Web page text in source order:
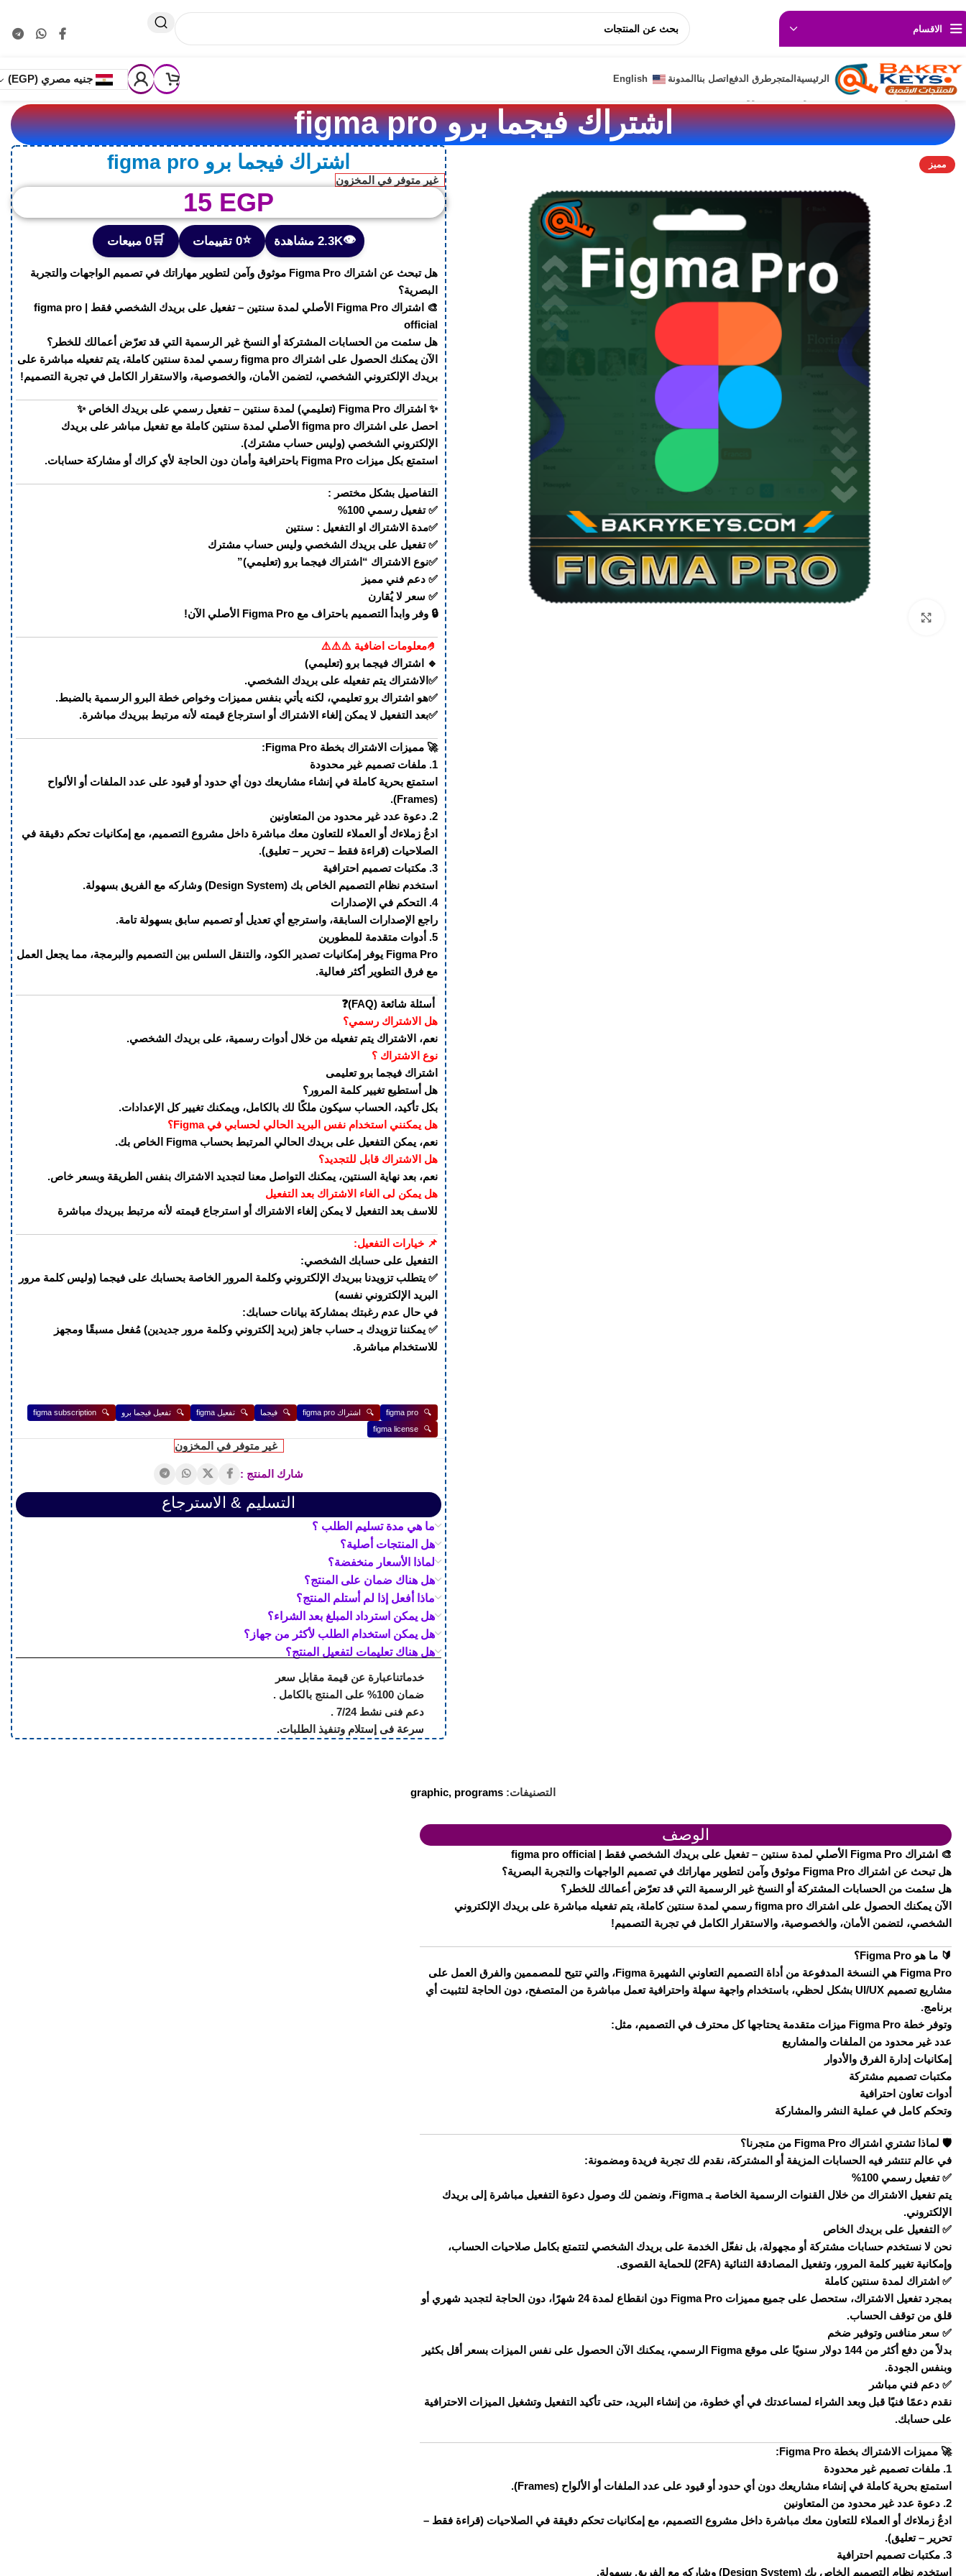
💵اسعار تناسب الجميع 🎁خصومات حقيقية حتـ 50%ـى🛡️ثقة🔍مصداقية🚚 ⬅️ 💵اسعار تناسب الجميع 🎁خصومات حقيقية حتـ 50%ـى🛡️ثقة🔍مصداقية 🏅خبرة تمتد لسنوات🚚 ⬅️
الاقسام
الرئيسية المتجر طرق الدفع اتصل بنا المدونة English جنيه مصري (EGP)
الصفحة الرئيسية programs
اشتراك فيجما برو figma pro
مميز اشتراك فيجما برو figma pro
غير متوفر في المخزون
15 EGP
👁️2.3K مشاهدة ⭐0 تقييمات 🛒0 مبيعات
هل تبحث عن اشتراك Figma Pro موثوق وآمن لتطوير مهاراتك في تصميم الواجهات والتجربة
البصرية؟
🎨 اشتراك Figma Pro الأصلي لمدة سنتين – تفعيل على بريدك الشخصي فقط | figma pro
official
هل سئمت من الحسابات المشتركة أو النسخ غير الرسمية التي قد تعرّض أعمالك للخطر؟
الآن يمكنك الحصول على اشتراك figma pro رسمي لمدة سنتين كاملة، يتم تفعيله مباشرة على
بريدك الإلكتروني الشخصي، لتضمن الأمان، والخصوصية، والاستقرار الكامل في تجربة التصميم!
✨ اشتراك Figma Pro (تعليمي) لمدة سنتين – تفعيل رسمي على بريدك الخاص ✨
احصل على اشتراك figma pro الأصلي لمدة سنتين كاملة مع تفعيل مباشر على بريدك
الإلكتروني الشخصي (وليس حساب مشترك).
استمتع بكل ميزات Figma Pro باحترافية وأمان دون الحاجة لأي كراك أو مشاركة حسابات.
التفاصيل بشكل مختصر :
✅ تفعيل رسمي 100%
✅مدة الاشتراك او التفعيل : سنتين
✅ تفعيل على بريدك الشخصي وليس حساب مشترك
✅نوع الاشتراك “اشتراك فيجما برو (تعليمي)”
✅ دعم فني مميز
✅ سعر لا يُقارن
🔒 وفر وابدأ التصميم باحتراف مع Figma Pro الأصلي الآن!
🤌معلومات اضافية ⚠️⚠️⚠️
🔹 اشتراك فيجما برو (تعليمي)
✅الاشتراك يتم تفعيله على بريدك الشخصي.
✅هو اشتراك برو تعليمي، لكنه يأتي بنفس مميزات وخواص خطة البرو الرسمية بالضبط.
✅بعد التفعيل لا يمكن إلغاء الاشتراك أو استرجاع قيمته لأنه مرتبط ببريدك مباشرة.
🚀 مميزات الاشتراك بخطة Figma Pro:
1. ملفات تصميم غير محدودة
استمتع بحرية كاملة في إنشاء مشاريعك دون أي حدود أو قيود على عدد الملفات أو الألواح
(Frames).
2. دعوة عدد غير محدود من المتعاونين
ادعُ زملاءك أو العملاء للتعاون معك مباشرة داخل مشروع التصميم، مع إمكانيات تحكم دقيقة في
الصلاحيات (قراءة فقط – تحرير – تعليق).
3. مكتبات تصميم احترافية
استخدم نظام التصميم الخاص بك (Design System) وشاركه مع الفريق بسهولة.
4. التحكم في الإصدارات
راجع الإصدارات السابقة، واسترجع أي تعديل أو تصميم سابق بسهولة تامة.
5. أدوات متقدمة للمطورين
Figma Pro يوفر إمكانيات تصدير الكود، والتنقل السلس بين التصميم والبرمجة، مما يجعل العمل
مع فرق التطوير أكثر فعالية.
أسئلة شائعة (FAQ)❓
هل الاشتراك رسمي؟
نعم، الاشتراك يتم تفعيله من خلال أدوات رسمية، على بريدك الشخصي.
نوع الاشتراك ؟
اشتراك فيجما برو تعليمى
هل أستطيع تغيير كلمة المرور؟
بكل تأكيد، الحساب سيكون ملكًا لك بالكامل، ويمكنك تغيير كل الإعدادات.
هل يمكنني استخدام نفس البريد الحالي لحسابي في Figma؟
نعم، يمكن التفعيل على بريدك الحالي المرتبط بحساب Figma الخاص بك.
هل الاشتراك قابل للتجديد؟
نعم، بعد نهاية السنتين، يمكنك التواصل معنا لتجديد الاشتراك بنفس الطريقة وبسعر خاص.
هل يمكن لى الغاء الاشتراك بعد التفعيل
للاسف بعد التفعيل لا يمكن إلغاء الاشتراك أو استرجاع قيمته لأنه مرتبط ببريدك مباشرة
📌 خيارات التفعيل:
التفعيل على حسابك الشخصي:
✅ يتطلب تزويدنا ببريدك الإلكتروني وكلمة المرور الخاصة بحسابك على فيجما (وليس كلمة مرور
البريد الإلكتروني نفسه)
في حال عدم رغبتك بمشاركة بيانات حسابك:
✅ يمكننا تزويدك بـ حساب جاهز (بريد إلكتروني وكلمة مرور جديدين) مُفعل مسبقًا ومجهز
للاستخدام مباشرة.
🔍
🔍 اشتراك figma pro 🔍 فيجما 🔍 تفعيل figma 🔍 تفعيل فيجما برو 🔍
🔍
غير متوفر في المخزون
شارك المنتج :
التسليم & الاسترجاع
ما هي مدة تسليم الطلب ؟
هل المنتجات أصلية؟
لماذا الأسعار منخفضة؟
هل هناك ضمان على المنتج؟
ماذا أفعل إذا لم أستلم المنتج؟
هل يمكن استرداد المبلغ بعد الشراء؟
هل يمكن استخدام الطلب لأكثر من جهاز؟
هل هناك تعليمات لتفعيل المنتج؟
خدماتناعبارة عن قيمة مقابل سعر
ضمان 100% على المنتج بالكامل .
دعم فنى نشط 7/24 .
سرعة فى إستلام وتنفيذ الطلبات.
التصنيفات: graphic, programs
الوصف
🎨 اشتراك Figma Pro الأصلي لمدة سنتين – تفعيل على بريدك الشخصي فقط | figma pro official
هل تبحث عن اشتراك Figma Pro موثوق وآمن لتطوير مهاراتك في تصميم الواجهات والتجربة البصرية؟
هل سئمت من الحسابات المشتركة أو النسخ غير الرسمية التي قد تعرّض أعمالك للخطر؟
الآن يمكنك الحصول على اشتراك figma pro رسمي لمدة سنتين كاملة، يتم تفعيله مباشرة على بريدك الإلكتروني
الشخصي، لتضمن الأمان، والخصوصية، والاستقرار الكامل في تجربة التصميم!
🔰 ما هو Figma Pro؟
Figma Pro هي النسخة المدفوعة من أداة التصميم التعاوني الشهيرة Figma، والتي تتيح للمصممين والفرق العمل على
مشاريع تصميم UI/UX بشكل لحظي، باستخدام واجهة سهلة واحترافية تعمل مباشرة من المتصفح، دون الحاجة لتثبيت أي
برنامج.
وتوفر خطة Figma Pro ميزات متقدمة يحتاجها كل محترف في التصميم، مثل:
عدد غير محدود من الملفات والمشاريع
إمكانيات إدارة الفرق والأدوار
مكتبات تصميم مشتركة
أدوات تعاون احترافية
وتحكم كامل في عملية النشر والمشاركة
🛡️ لماذا تشتري اشتراك Figma Pro من متجرنا؟
في عالم تنتشر فيه الحسابات المزيفة أو المشتركة، نقدم لك تجربة فريدة ومضمونة:
✅ تفعيل رسمي 100%
يتم تفعيل الاشتراك من خلال القنوات الرسمية الخاصة بـ Figma، ونضمن لك وصول دعوة التفعيل مباشرة إلى بريدك
الإلكتروني.
✅ التفعيل على بريدك الخاص
نحن لا نستخدم حسابات مشتركة أو مجهولة، بل نفعّل الخدمة على بريدك الشخصي لتتمتع بكامل صلاحيات الحساب،
وإمكانية تغيير كلمة المرور، وتفعيل المصادقة الثنائية (2FA) للحماية القصوى.
✅ اشتراك لمدة سنتين كاملة
بمجرد تفعيل الاشتراك، ستحصل على جميع مميزات Figma Pro دون انقطاع لمدة 24 شهرًا، دون الحاجة لتجديد شهري أو
قلق من توقف الحساب.
✅ سعر منافس وتوفير ضخم
بدلاً من دفع أكثر من 144 دولار سنويًا على موقع Figma الرسمي، يمكنك الآن الحصول على نفس الميزات بسعر أقل بكثير
وبنفس الجودة.
✅ دعم فني مباشر
نقدم دعمًا فنيًا قبل وبعد الشراء لمساعدتك في أي خطوة، من إنشاء البريد، حتى تأكيد التفعيل وتشغيل الميزات الاحترافية
على حسابك.
🚀 مميزات الاشتراك بخطة Figma Pro:
1. ملفات تصميم غير محدودة
استمتع بحرية كاملة في إنشاء مشاريعك دون أي حدود أو قيود على عدد الملفات أو الألواح (Frames).
2. دعوة عدد غير محدود من المتعاونين
ادعُ زملاءك أو العملاء للتعاون معك مباشرة داخل مشروع التصميم، مع إمكانيات تحكم دقيقة في الصلاحيات (قراءة فقط –
تحرير – تعليق).
3. مكتبات تصميم احترافية
استخدم نظام التصميم الخاص بك (Design System) وشاركه مع الفريق بسهولة.